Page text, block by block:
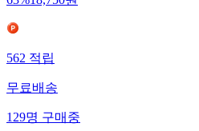
562적립
무료배송
129명구매중